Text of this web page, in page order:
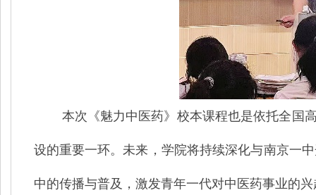
本次《魅力中医药》校本课程也是依托全国
设的重要一环。未来，学院将持续深化与南京一
中的传播与普及，激发青年一代对中医药事业的